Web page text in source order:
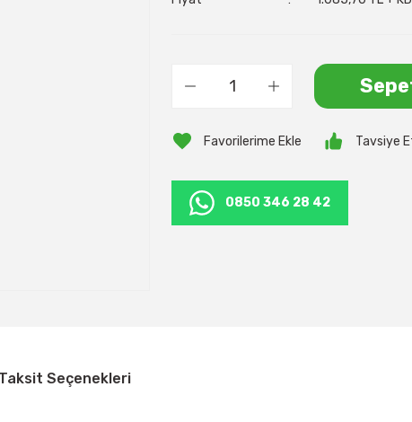
Tavsiye
0850 346 28 42
Taksit Seçenekleri